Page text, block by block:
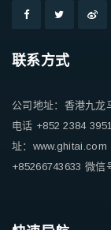
联系方式
公司地址：香港九龙
电话 +852 2384 3951
址：www.ghitai.com
+85266743633 微信